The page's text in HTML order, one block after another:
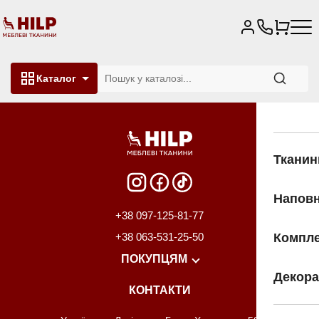
Каталог
+38 097-125-81-77
+38 063-531-25-50
ПОКУПЦЯМ
МайстриРозкрій
КОНТАКТИ